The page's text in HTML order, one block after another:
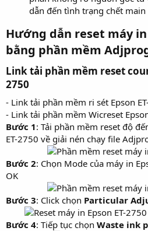
dẫn đến tình trạng chết
Hướng dẫn reset máy in
bằng phần mềm
Link tải phần mềm reset
2750​
- Link tải phần mềm ri sét Epson
- Link tải phần mềm Wicreset
Bước 1: Tải phần mềm reset độ
ET-2750 về giải nén chạy file
Bước 2: Chọn Mode của máy in
OK
Bước 3: Click chọn Particular
Bước 4: Tiếp tục chọn Waste ink